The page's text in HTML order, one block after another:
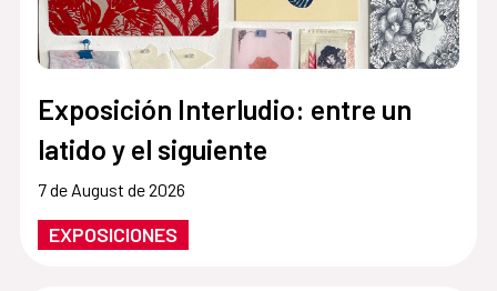
Exposición Interludio: entre un
latido y el siguiente
7 de August de 2026
EXPOSICIONES